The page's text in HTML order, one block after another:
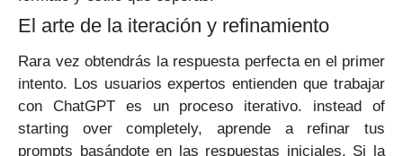
El arte de la iteración y refinamiento
Rara vez obtendrás la respuesta perfecta en el primer
intento. Los usuarios expertos entienden que trabajar
con ChatGPT es un proceso iterativo. instead of
starting over completely, aprende a refinar tus
prompts basándote en las respuestas iniciales. Si la